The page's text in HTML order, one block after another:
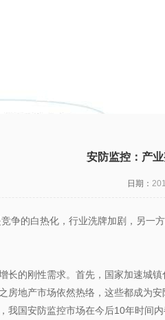
安防监控：产
日期：
争的白热化，行业洗牌加剧，另一
的刚性需求。首先，国家加速城
地产市场依然热络，这些都成为
国安防监控市场在今后10年时间